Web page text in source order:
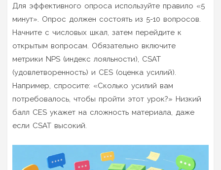
Для эффективного опроса используйте правило «5
минут». Опрос должен состоять из 5-10 вопросов.
Начните с числовых шкал, затем перейдите к
открытым вопросам. Обязательно включите
метрики NPS (индекс лояльности), CSAT
(удовлетворенность) и CES (оценка усилий).
Например, спросите: «Сколько усилий вам
потребовалось, чтобы пройти этот урок?» Низкий
балл CES укажет на сложность материала, даже
если CSAT высокий.